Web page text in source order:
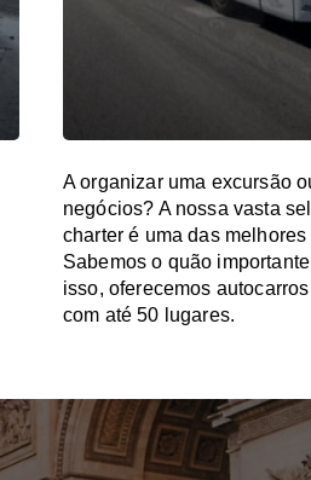
A organizar uma excursão
negócios? A nossa vasta
charter é uma das melhores
Sabemos o quão
isso, oferecemos
com até 50 lugares.